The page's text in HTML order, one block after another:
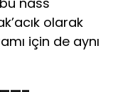
olarak
için de aynı